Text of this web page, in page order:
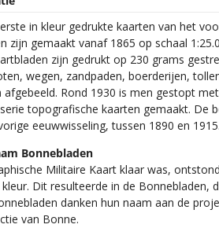
in kleur gedrukte kaarten van het
zijn gemaakt vanaf 1865 op schaal
zijn gedrukt op 230 grams
wegen, zandpaden, boerderijen,
Rond 1930 is men gestopt
topografische kaarten gemaakt. De
eeuwwisseling, tussen 1890 en 1915.
Bonnebladen
Militaire Kaart klaar was,
Dit resulteerde in de Bonnebladen,
danken hun naam aan de
van Bonne.